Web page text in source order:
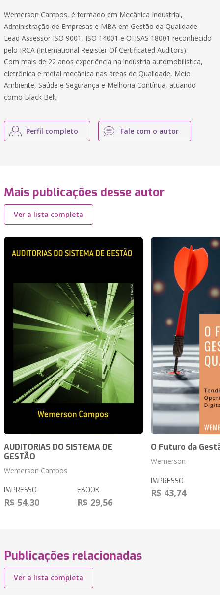
Wemerson Campos, é formado em Mecânica Industrial,
Administração de Empresas e MBA em Gestão da Qualidade.
Lead Assessor ISO 9001, ISO 14001 e OHSAS 18001 reconhecido
pelo IRCA (International Register Of Certificated Auditors).
Com mais de 22 anos experiência na indústria automobilística,
eletrônica e metal mecânica nas áreas de Qualidade, Meio
Ambiente, Saúde e Segurança e Melhoria Contínua, atuando
como Black Belt.
Perfil completo Fale com o autor
Mais publicações desse autor
Ver a lista completa
AUDITORIAS DO SISTEMA DE
GESTÃO
Wemerson Campos
IMPRESSO
R$ 54,30
EBOOK
R$ 29,56
O Futuro da
Wemerson
IMPRESSO
R$ 43,74
Publicações relacionadas
Ver a lista completa